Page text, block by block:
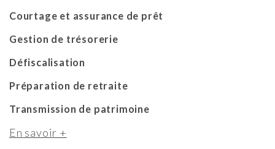
Courtage et assurance de prêt
Gestion de trésorerie
Défiscalisation
Préparation de retraite
Transmission de patrimoine
En savoir +